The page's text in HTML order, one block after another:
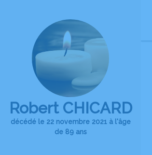
Robert CHICARD
décédé le 22 novembre 2021 à l'âge
de 89 ans